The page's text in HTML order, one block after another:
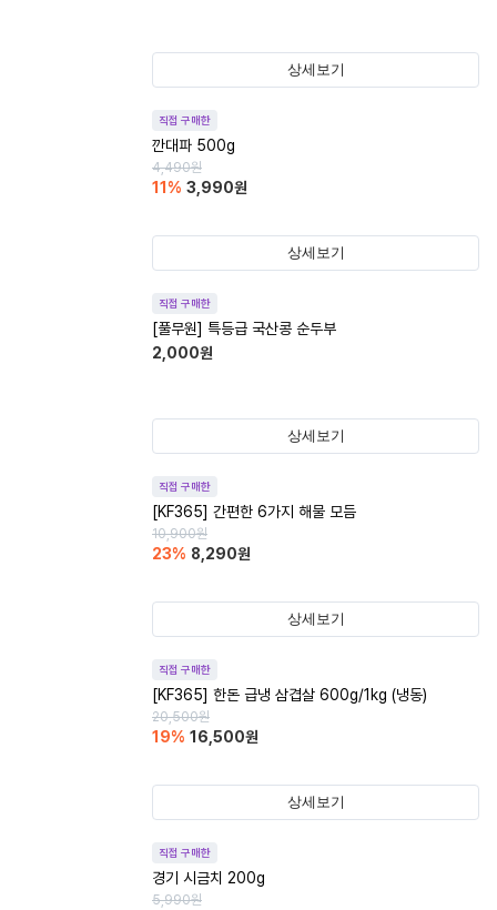
상세보기
직접 구매한
깐대파 500g
4,490원
11 % 3,990원
상세보기
직접 구매한
[풀무원] 특등급 국산콩 순두부
2,000원
상세보기
직접 구매한
[KF365] 간편한 6가지 해물 모듬
10,900원
23% 8,290원
상세보기
직접 구매한
[KF365] 한돈 급냉 삼겹살 600g/1kg (냉동)
20,500원
19% 16,500원
상세보기
직접 구매한
경기 시금치 200g
5,990원